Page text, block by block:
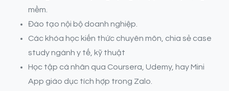
mềm.
Đào tạo nội bộ doanh nghiệp.
Các khóa học kiến thức chuyên môn, chia sẻ case
study ngành y tế, kỹ thuật
Học tập cá nhân qua Coursera, Udemy, hay Mini
App giáo dục tích hợp trong Zalo.